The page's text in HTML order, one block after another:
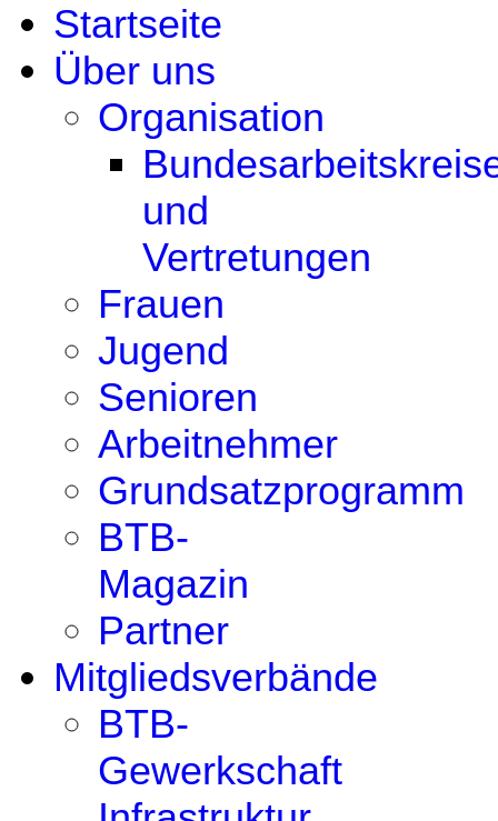
Startseite
Über uns
Organisation
und
Vertretungen
Frauen
Jugend
Senioren
Arbeitnehmer
Grundsatzprogramm
BTB-
Magazin
Partner
Mitgliedsverbände
BTB-
Gewerkschaft